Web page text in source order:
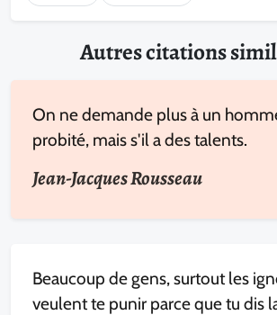
Autres citations
On ne demande plus à un
probité, mais s'il a des talents.
Jean-Jacques Rousseau
Beaucoup de gens, surtout les
veulent te punir parce que tu dis